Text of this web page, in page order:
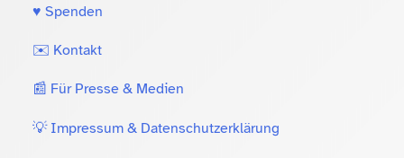
♥️ Spenden
✉️ Kontakt
📰 Für Presse & Medien
💡 Impressum & Datenschutzerklärung